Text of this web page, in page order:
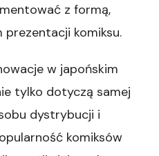
z formą,
komiksu.
w japońskim
tylko dotyczą samej
dystrybucji i
komiksów